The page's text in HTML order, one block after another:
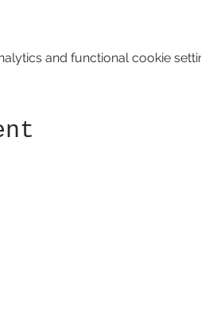
and functional cookie